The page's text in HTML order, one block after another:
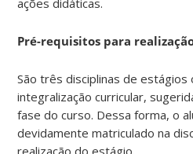
Pré-requisitos para
São três disciplinas de
integralização curricular,
fase do curso. Dessa forma, o
devidamente matriculado na
realização do estágio.